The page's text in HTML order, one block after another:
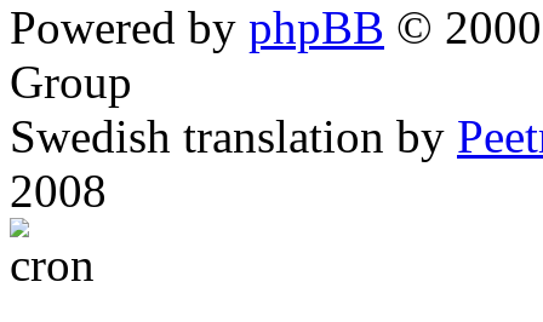
Powered by phpBB ©
Group
Swedish translation by
2008